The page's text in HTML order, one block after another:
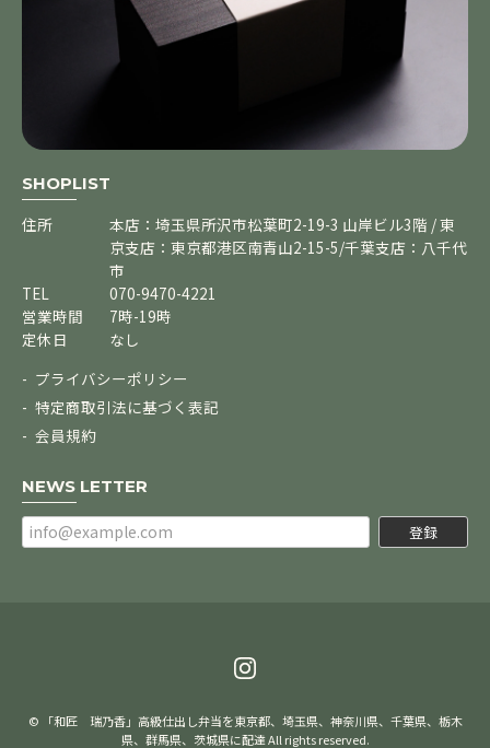
SHOPLIST
住所
本店：埼玉県所沢市松葉町2-19-3 山岸ビル3階 / 東
京支店：東京都港区南青山2-15-5/千葉支店：八千代
市
TEL
070-9470-4221
営業時間
7時-19時
定休日
なし
プライバシーポリシー
特定商取引法に基づく表記
会員規約
NEWS LETTER
登録
© 「和匠 瑞乃香」高級仕出し弁当を東京都、埼玉県、神奈川県、千葉県、栃木
県、群馬県、茨城県に配達 All rights reserved.